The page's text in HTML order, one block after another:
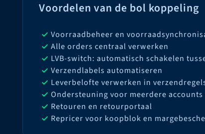
Voordelen van de bol koppeling
Voorraadbeheer en
Alle orders centraal verwerken
LVB-switch: automatisch schakelen
Verzendlabels automatiseren
Leverbelofte verwerken in
Ondersteuning voor meerdere accounts
Retouren en retourportaal
Repricer voor koopblok en